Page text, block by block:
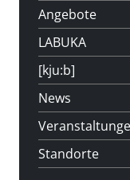
Angebote
LABUKA
[kju:b]
News
Standorte